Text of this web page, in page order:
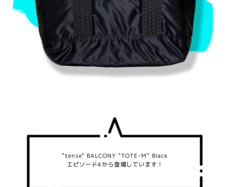
"tense" BALCONY "TOTE-M" Black
エピソード4から登場しています！